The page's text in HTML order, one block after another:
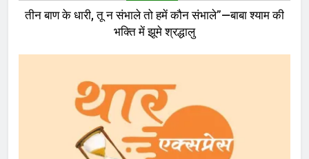
तीन बाण के धारी, तू न संभाले तो हमें कौन संभाले”—बाबा श्याम की
भक्ति में झूमे श्रद्धालु